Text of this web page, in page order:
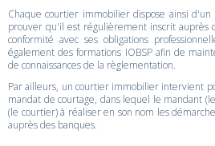
Chaque courtier immobilier dispose ainsi
prouver qu'il est régulièrement inscrit auprès
conformité avec ses obligations
également des formations IOBSP afin de
de connaissances de la règlementation.
Par ailleurs, un courtier immobilier intervient
mandat de courtage, dans lequel le mandant
(le courtier) à réaliser en son nom les
auprès des banques.